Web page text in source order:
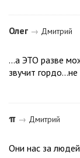
Олег → Дмитрий
...а ЭТО разве
звучит
π → Дмитрий
Они нас за